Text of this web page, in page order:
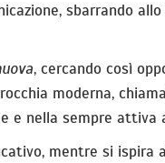
sbarrando
, cercando così
moderna,
e nella sempre
mentre si ispira